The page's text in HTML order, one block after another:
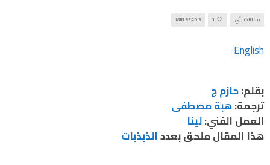
مقالات رأي 1
3 MIN READ
English
بقلم:حازم ج
ترجمة:هبة مصطفى
العمل الفني:لينا
هذا المقال ملحق بعددالذبذبات